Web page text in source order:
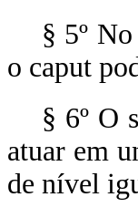
§ 5º
o caput
§ 6º O
atuar em
de nível